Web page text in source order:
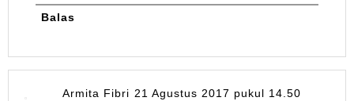
Balas
Armita Fibri 21 Agustus 2017 pukul 14.50